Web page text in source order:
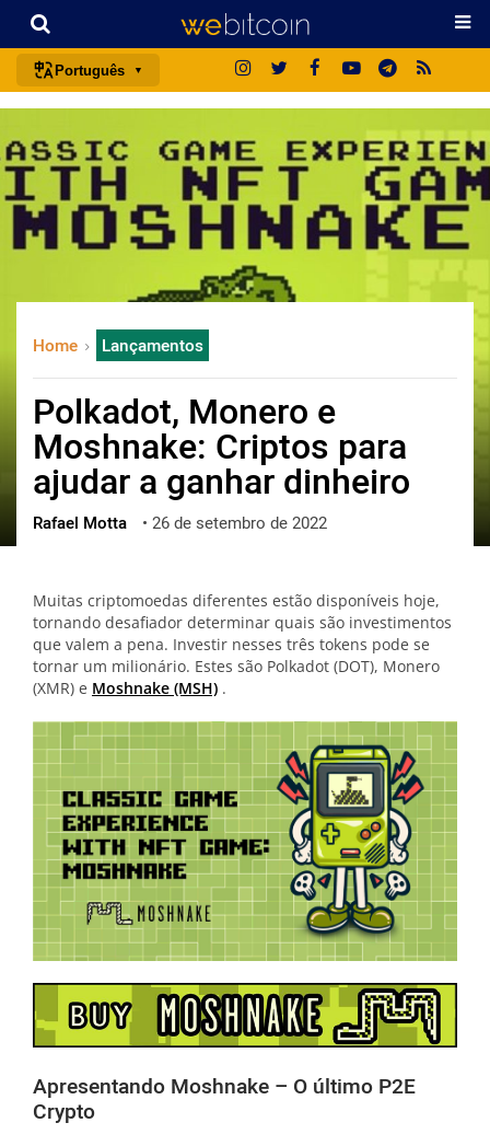
Português
english
español
français
italiano
中文
한국어
العربية
ไทย
ქართული
Home Lançamentos
Polkadot, Monero e
Moshnake: Criptos para
ajudar a ganhar dinheiro
Rafael Motta • 26 de setembro de 2022
Muitas criptomoedas diferentes estão disponíveis hoje,
tornando desafiador determinar quais são investimentos
que valem a pena. Investir nesses três tokens pode se
tornar um milionário. Estes são Polkadot (DOT), Monero
(XMR) e Moshnake (MSH) .
Apresentando Moshnake – O último P2E
Crypto